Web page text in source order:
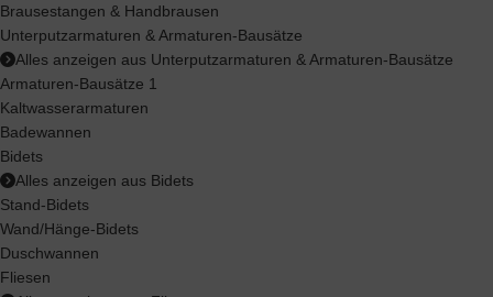
Brausestangen & Handbrausen
Unterputzarmaturen & Armaturen-Bausätze
Alles anzeigen aus Unterputzarmaturen & Armaturen-Bausätze
Armaturen-Bausätze 1
Kaltwasserarmaturen
Badewannen
Bidets
Alles anzeigen aus Bidets
Stand-Bidets
Wand/Hänge-Bidets
Duschwannen
Fliesen